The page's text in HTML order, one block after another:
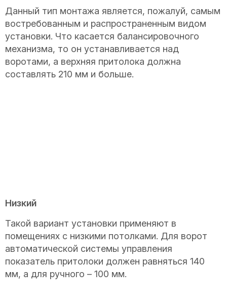
Данный тип монтажа является, пожалуй, самым
востребованным и распространенным видом
установки. Что касается балансировочного
механизма, то он устанавливается над
воротами, а верхняя притолока должна
составлять 210 мм и больше.
Низкий
Такой вариант установки применяют в
помещениях с низкими потолками. Для ворот
автоматической системы управления
показатель притолоки должен равняться 140
мм, а для ручного – 100 мм.